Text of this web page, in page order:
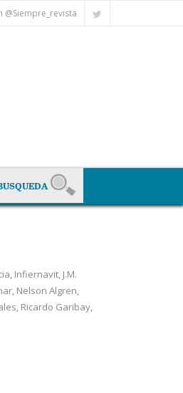
@Siempre_revista
, Infiernavit, J.M.
, Nelson Algren,
, Ricardo Garibay,